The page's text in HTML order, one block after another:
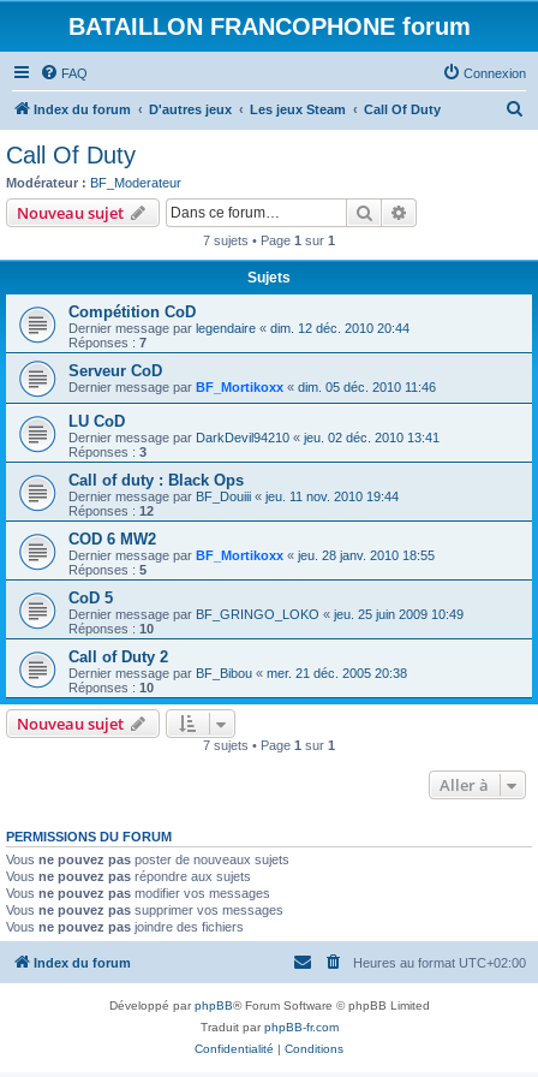
BATAILLON FRANCOPHONE forum
FAQ Connexion
Index du forum D'autres jeux Les jeux Steam Call Of Duty
Call Of Duty
Modérateur : BF_Moderateur
Nouveau sujet Rechercher
7 sujets • Page 1 sur 1
Sujets
Compétition CoD
Dernier message par legendaire « dim. 12 déc. 2010 20:44
Réponses : 7
Serveur CoD
Dernier message par BF_Mortikoxx « dim. 05 déc. 2010 11:46
LU CoD
Dernier message par DarkDevil94210 « jeu. 02 déc. 2010 13:41
Réponses : 3
Call of duty : Black Ops
Dernier message par BF_Douiii « jeu. 11 nov. 2010 19:44
Réponses : 12
COD 6 MW2
Dernier message par BF_Mortikoxx « jeu. 28 janv. 2010 18:55
Réponses : 5
CoD 5
Dernier message par BF_GRINGO_LOKO « jeu. 25 juin 2009 10:49
Réponses : 10
Call of Duty 2
Dernier message par BF_Bibou « mer. 21 déc. 2005 20:38
Réponses : 10
Nouveau sujet
7 sujets • Page 1 sur 1
Aller à
PERMISSIONS DU FORUM
Vous ne pouvez pas poster de nouveaux sujets
Vous ne pouvez pas répondre aux sujets
Vous ne pouvez pas modifier vos messages
Vous ne pouvez pas supprimer vos messages
Vous ne pouvez pas joindre des fichiers
Index du forum Heures au format UTC+02:00
Développé parphpBB® Forum Software © phpBB Limited
Traduit parphpBB-fr.com
Confidentialité | Conditions